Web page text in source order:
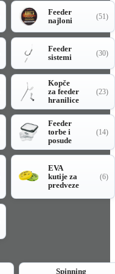
Feeder
najloni
(51)
Feeder
sistemi
(30)
Kopče
za feeder
hranilice
(23)
Feeder
torbe i
posude
(14)
EVA
kutije za
predveze
(6)
Spinning